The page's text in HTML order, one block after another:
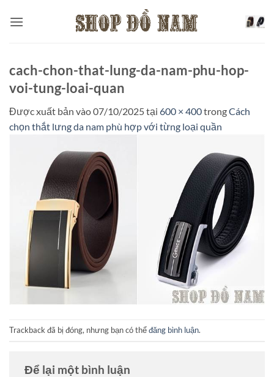
qua
cach-chon-that-lung-da-nam-phu-hop-
voi-tung-loai-quan
Được xuất bản vào07/10/2025tại 600 × 400trongCách
chọn thắt lưng da nam phù hợp với từng loại quần
Trackback đã bị đóng, nhưng bạn có thểđăng bình luận.
Để lại một bình luận